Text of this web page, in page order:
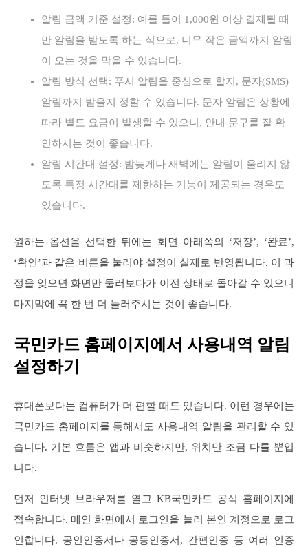
알림 금액 기준 설정: 예를 들어 1,000원 이상 결제될 때
만 알림을 받도록 하는 식으로, 너무 작은 금액까지 알림
이 오는 것을 막을 수 있습니다.
알림 방식 선택: 푸시 알림을 중심으로 할지, 문자(SMS)
알림까지 받을지 정할 수 있습니다. 문자 알림은 상황에
따라 별도 요금이 발생할 수 있으니, 안내 문구를 잘 확
인하시는 것이 좋습니다.
알림 시간대 설정: 밤늦게나 새벽에는 알림이 울리지 않
도록 특정 시간대를 제한하는 기능이 제공되는 경우도
있습니다.
원하는 옵션을 선택한 뒤에는 화면 아래쪽의 ‘저장’, ‘완료’,
‘확인’과 같은 버튼을 눌러야 설정이 실제로 반영됩니다. 이 과
정을 잊으면 화면만 둘러보다가 이전 상태로 돌아갈 수 있으니
마지막에 꼭 한 번 더 눌러주시는 것이 좋습니다.
국민카드 홈페이지에서 사용내역 알림
설정하기
휴대폰보다는 컴퓨터가 더 편할 때도 있습니다. 이런 경우에는
국민카드 홈페이지를 통해서도 사용내역 알림을 관리할 수 있
습니다. 기본 흐름은 앱과 비슷하지만, 위치만 조금 다를 뿐입
니다.
먼저 인터넷 브라우저를 열고 KB국민카드 공식 홈페이지에
접속합니다. 메인 화면에서 로그인을 눌러 본인 계정으로 로그
인합니다. 공인인증서나 공동인증서, 간편인증 등 여러 인증